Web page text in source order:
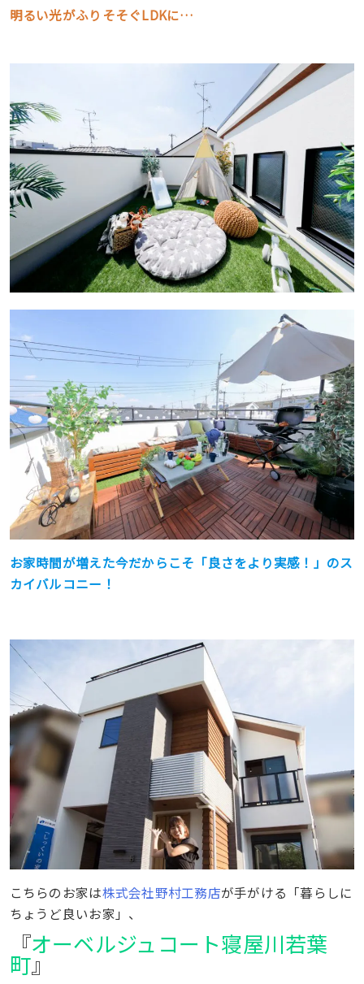
明るい光がふりそそぐLDKに…
お家時間が増えた今だからこそ「良さをより実感！」のス
カイバルコニー ！
こちらのお家は株式会社野村工務店が手がける「暮らしに
ちょうど良いお家」、
『オーベルジュコート寝屋川若葉
町』